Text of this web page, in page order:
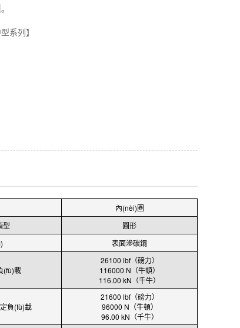
系列】
內(nèi)圈
型
圓形
表面滲碳鋼
(fù)載
26100 lbf（磅力）
116000 N（牛頓）
116.00 kN（千牛）
負(fù)載
21600 lbf（磅力）
96000 N（牛頓）
96.00 kN（千牛）